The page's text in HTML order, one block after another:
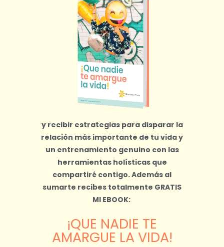
y recibir estrategias para disparar la
relación más importante de tu vida y
un entrenamiento genuino con las
herramientas holísticas que
compartiré contigo.Además al
sumarte recibes totalmente GRATIS
MI EBOOK:
¡QUE NADIE TE
AMARGUE LA VIDA!